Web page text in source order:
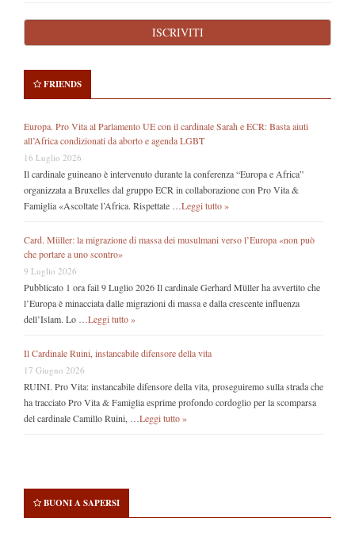
FRIENDS
Europa. Pro Vita al Parlamento UE con il cardinale Sarah e ECR: Basta aiuti
all’Africa condizionati da aborto e agenda LGBT
16 Luglio 2026
Il cardinale guineano è intervenuto durante la conferenza “Europa e Africa”
organizzata a Bruxelles dal gruppo ECR in collaborazione con Pro Vita &
Famiglia «Ascoltate l’Africa. Rispettate … Leggi tutto »
Card. Müller: la migrazione di massa dei musulmani verso l’Europa «non può
che portare a uno scontro»
9 Luglio 2026
Pubblicato 1 ora fail 9 Luglio 2026 Il cardinale Gerhard Müller ha avvertito che
l’Europa è minacciata dalle migrazioni di massa e dalla crescente influenza
dell’Islam. Lo … Leggi tutto »
Il Cardinale Ruini, instancabile difensore della vita
17 Giugno 2026
RUINI. Pro Vita: instancabile difensore della vita, proseguiremo sulla strada che
ha tracciato Pro Vita & Famiglia esprime profondo cordoglio per la scomparsa
del cardinale Camillo Ruini, … Leggi tutto »
BUONI A SAPERSI